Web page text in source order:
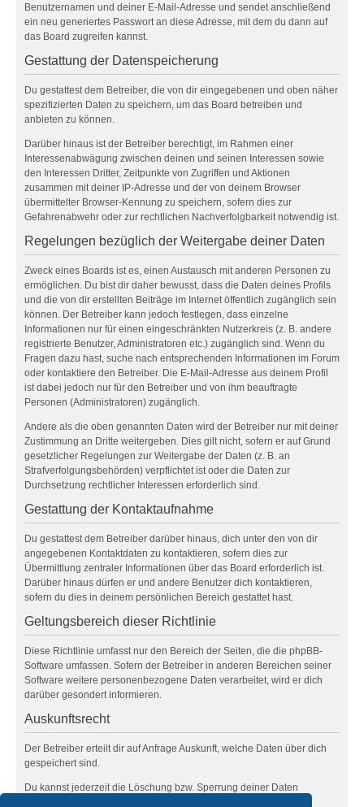
Benutzernamen und deiner E-Mail-Adresse und sendet anschließend
ein neu generiertes Passwort an diese Adresse, mit dem du dann auf
das Board zugreifen kannst.
Gestattung der Datenspeicherung
Du gestattest dem Betreiber, die von dir eingegebenen und oben näher
spezifizierten Daten zu speichern, um das Board betreiben und
anbieten zu können.
Darüber hinaus ist der Betreiber berechtigt, im Rahmen einer
Interessenabwägung zwischen deinen und seinen Interessen sowie
den Interessen Dritter, Zeitpunkte von Zugriffen und Aktionen
zusammen mit deiner IP-Adresse und der von deinem Browser
übermittelter Browser-Kennung zu speichern, sofern dies zur
Gefahrenabwehr oder zur rechtlichen Nachverfolgbarkeit notwendig ist.
Regelungen bezüglich der Weitergabe deiner Daten
Zweck eines Boards ist es, einen Austausch mit anderen Personen zu
ermöglichen. Du bist dir daher bewusst, dass die Daten deines Profils
und die von dir erstellten Beiträge im Internet öffentlich zugänglich sein
können. Der Betreiber kann jedoch festlegen, dass einzelne
Informationen nur für einen eingeschränkten Nutzerkreis (z. B. andere
registrierte Benutzer, Administratoren etc.) zugänglich sind. Wenn du
Fragen dazu hast, suche nach entsprechenden Informationen im Forum
oder kontaktiere den Betreiber. Die E-Mail-Adresse aus deinem Profil
ist dabei jedoch nur für den Betreiber und von ihm beauftragte
Personen (Administratoren) zugänglich.
Andere als die oben genannten Daten wird der Betreiber nur mit deiner
Zustimmung an Dritte weitergeben. Dies gilt nicht, sofern er auf Grund
gesetzlicher Regelungen zur Weitergabe der Daten (z. B. an
Strafverfolgungsbehörden) verpflichtet ist oder die Daten zur
Durchsetzung rechtlicher Interessen erforderlich sind.
Gestattung der Kontaktaufnahme
Du gestattest dem Betreiber darüber hinaus, dich unter den von dir
angegebenen Kontaktdaten zu kontaktieren, sofern dies zur
Übermittlung zentraler Informationen über das Board erforderlich ist.
Darüber hinaus dürfen er und andere Benutzer dich kontaktieren,
sofern du dies in deinem persönlichen Bereich gestattet hast.
Geltungsbereich dieser Richtlinie
Diese Richtlinie umfasst nur den Bereich der Seiten, die die phpBB-
Software umfassen. Sofern der Betreiber in anderen Bereichen seiner
Software weitere personenbezogene Daten verarbeitet, wird er dich
darüber gesondert informieren.
Auskunftsrecht
Der Betreiber erteilt dir auf Anfrage Auskunft, welche Daten über dich
gespeichert sind.
Du kannst jederzeit die Löschung bzw. Sperrung deiner Daten